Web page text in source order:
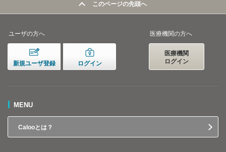
このページの先頭へ
ユーザの方へ
新規ユーザ登録 ログイン
医療機関の方へ
医療機関
ログイン
MENU
Calooとは？